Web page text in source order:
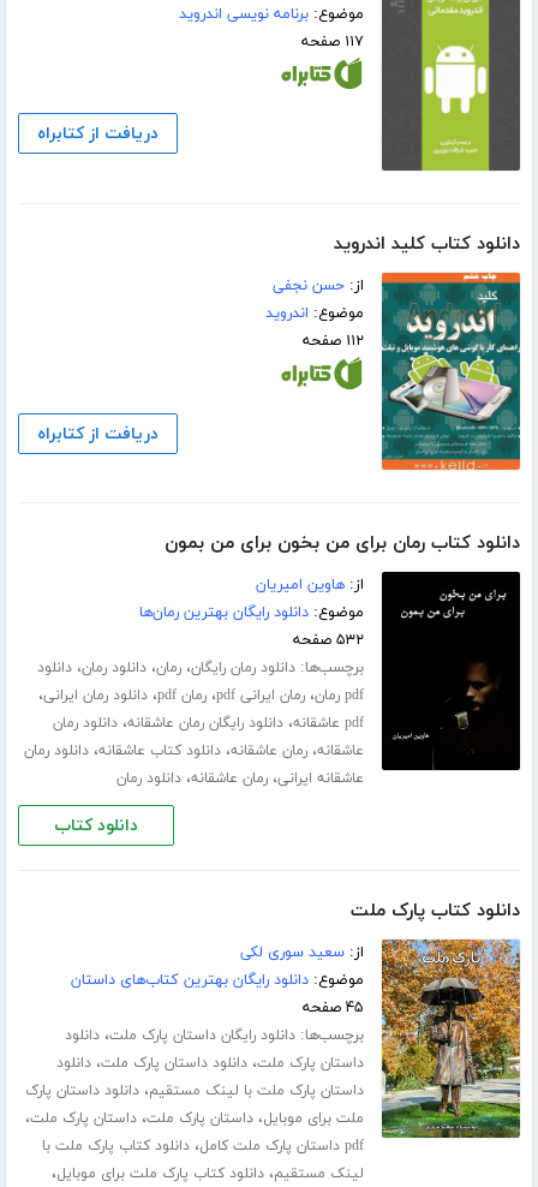
موضوع:برنامه نویسی اندروید
۱۱۷ صفحه
دریافت از کتابراه
دانلود کتاب کلید اندروید
از:حسن نجفی
موضوع: اندروید
۱۱۲ صفحه
دریافت از کتابراه
دانلود کتاب رمان برای من بخون برای من بمون
از:هاوین امیریان
موضوع:دانلود رایگان بهترین رمان‌ها
۵۳۲ صفحه
برچسب‌ها:دانلود رمان رایگان،رمان،دانلود رمان،دانلود
pdf رمان
،رمان ایرانی pdf ،رمان pdf ،دانلود رمان ایرانی،
pdf عاشقانه ،دانلود رایگان رمان عاشقانه،دانلود رمان
عاشقانه،رمان عاشقانه،دانلود کتاب عاشقانه،دانلود رمان
عاشقانه ایرانی،رمان عاشقانه،دانلود رمان
دانلود کتاب
دانلود کتاب پارک ملت
از:سعید سوری لکی
موضوع:دانلود رایگان بهترین کتاب‌های داستان
۴۵ صفحه
برچسب‌ها:دانلود رایگان داستان پارک ملت،دانلود
داستان پارک ملت،دانلود داستان پارک ملت،دانلود
داستان پارک ملت با لینک مستقیم،دانلود داستان پارک
ملت برای موبایل،داستان پارک ملت،داستان پارک ملت،
pdf داستان پارک ملت کامل ،دانلود کتاب پارک ملت با
لینک مستقیم،دانلود کتاب پارک ملت برای موبایل،